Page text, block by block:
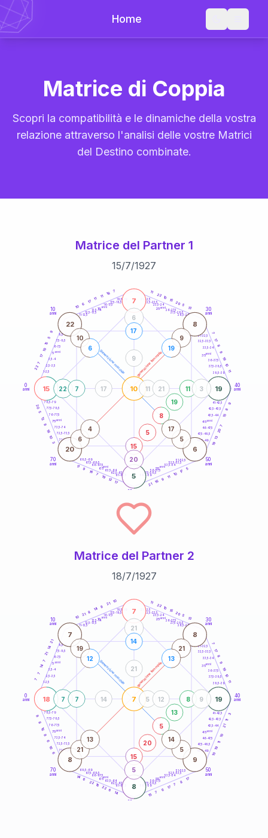
Home
Matrice di Coppia
Scopri la compatibilità e le dinamiche della vostra
relazione attraverso l'analisi delle vostre Matrici
del Destino combinate.
Matrice del Partner 1
15/7/1927
generazione maschile generazione femminile
0
anni
10
anni
30
anni
40
anni
50
anni
60
70
anni
1-2,5
2,5-3,5
3,5-4
6-7,5
7,5-8,5
8,5-9
11-12,5
12,5-13,5
13,5-14
16-17,5
17,5-18,5
18,5-19
21-22,5
22,5-23,5
23,5-24
26-27,5
27,5-28,5
28,5-29
31-32,5
32,5-33,5
33,5-34
36-37,5
37,5-38,5
38,5-39
41-42,5
42,5-43,5
43,5-44
46-47,5
47,5-48,5
48,5-49
51-52,5
52,5-53,5
53,5-54
56-57,5
57,5-58,5
58,5-59
61-62,5
62,5-63,5
63,5-64
66-67,5
67,5-68,5
68,5-69
71-72,5
72,5-73,5
73,5-74
76-77,5
77,5-78,5
78,5-79
22
7
17
10
15
5
9
10
6
17
11
11
18 7 11
22 10
15
20 5
13
7
17
8
9
19
10
11
9
8
15
7
20
13
19
5
17
10
11
9
16
21
17
12
19
7
16
9
11
3
10
18
8
13
5
20
15
7
19
5
10
22 8
20 6
15
5
8
19
11
22
6
3
20
7
17
11 21
17
9
10
6
9
19
6
4
5
17
5anni
15 anni 25anni
35anni
45anni
55anni
65anni
75anni
Matrice del Partner 2
18/7/1927
generazione maschile generazione femminile
0
anni
10
anni
30
anni
40
anni
50
anni
60
70
anni
1-2,5
2,5-3,5
3,5-4
6-7,5
7,5-8,5
8,5-9
11-12,5
12,5-13,5
13,5-14
16-17,5
17,5-18,5
18,5-19 21-22,5
22,5-23,5
23,5-24
26-27,5
27,5-28,5
28,5-29
31-32,5
32,5-33,5
33,5-34
36-37,5
37,5-38,5
38,5-39
41-42,5
42,5-43,5
43,5-44
46-47,5
47,5-48,5
48,5-49
51-52,5
52,5-53,5
53,5-54
56-57,5
57,5-58,5
58,5-59
61-62,5
62,5-63,5
63,5-64
66-67,5
67,5-68,5
68,5-69
71-72,5
72,5-73,5
73,5-74
76-77,5
77,5-78,5
78,5-79
7
7
14
7
21
14
21
10
21
8
14
8
21
10 11
22 10
15
20 5
13
7
17
8
9
19
10
11
3
11
21
10
11
19
10
17
8
7
17
6
7
15
14
6
22
16
22
6
14
6
16
6
8
16
8
8
18
7
19
8
7
7 8
8 9
15
20
5
13
8
7
21
9
5
7
14
5 12
14
21
19
12
21
13
21
13
5
14
5anni
15 anni 25anni
35anni
45anni
55anni
65anni
75anni